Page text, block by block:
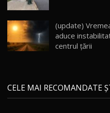
AutoBlog.MD
23:36
20
Noul ZEEKR
29:08
21
Micul BYD
AutoBlog.MD
16:59
(update)
aduce
centrul țării
CELE MAI RECOMANDATE